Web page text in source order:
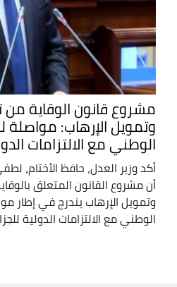
مشروع قانون الوقاية من
وتمويل الإرهاب: مواصلة
الوطني مع الالتزامات
أكد وزير العدل، حافظ الأختام،
أن مشروع القانون المتعلق
وتمويل الإرهاب يندرج في إطار
الوطني مع الالتزامات الدولية